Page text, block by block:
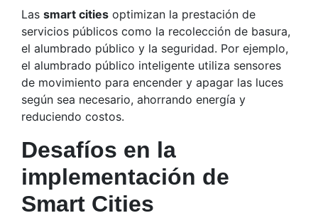
Las smart cities optimizan la prestación de
servicios públicos como la recolección de basura,
el alumbrado público y la seguridad. Por ejemplo,
el alumbrado público inteligente utiliza sensores
de movimiento para encender y apagar las luces
según sea necesario, ahorrando energía y
reduciendo costos.
Desafíos en la
implementación de
Smart Cities